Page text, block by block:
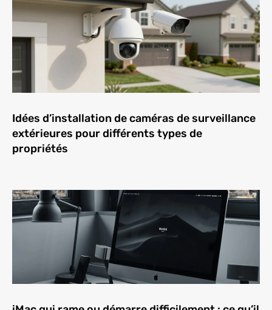
Idées d’installation de caméras de surveillance
extérieures pour différents types de
propriétés